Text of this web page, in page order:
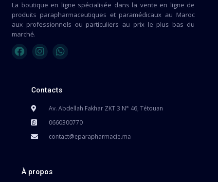
La boutique en ligne spécialisée dans la vente en ligne de
produits parapharmaceutiques et paramédicaux au Maroc
aux professionnels ou particuliers au prix le plus bas du
marché.
Contacts
Av. Abdellah Fakhar ZKT 3 N° 46, Tétouan
0660300770
contact@eparapharmacie.ma
À propos